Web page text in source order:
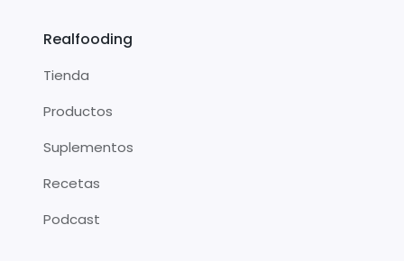
Realfooding
Tienda
Productos
Suplementos
Recetas
Podcast